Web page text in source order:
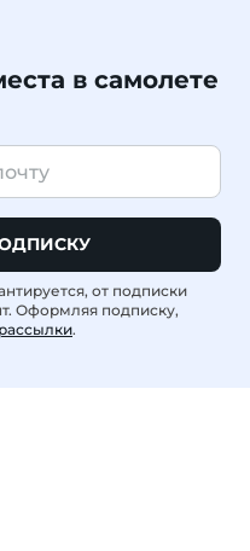
в самолете
от подписки
Оформляя подписку,
.